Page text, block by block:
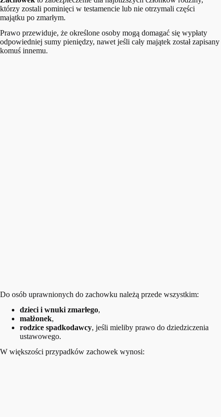
którzy zostali pominięci w testamencie lub nie otrzymali części
majątku po zmarłym.
Prawo przewiduje, że określone osoby mogą domagać się wypłaty
odpowiedniej sumy pieniędzy, nawet jeśli cały majątek został zapisany
komuś innemu.
Do osób uprawnionych do zachowku należą przede wszystkim:
dzieci i wnuki zmarłego,
małżonek,
rodzice spadkodawcy, jeśli mieliby prawo do dziedziczenia
ustawowego.
W większości przypadków zachowek wynosi: